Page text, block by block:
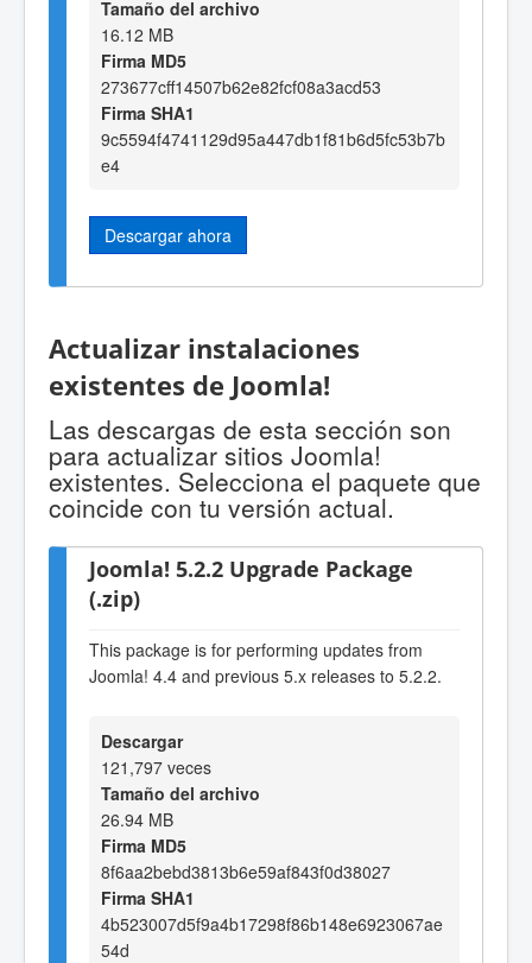
Tamaño del archivo
16.12 MB
Firma MD5
273677cff14507b62e82fcf08a3acd53
Firma SHA1
9c5594f4741129d95a447db1f81b6d5fc53b7b
e4
Descargar ahora
Actualizar instalaciones
existentes de Joomla!
Las descargas de esta sección son
para actualizar sitios Joomla!
existentes. Selecciona el paquete que
coincide con tu versión actual.
Joomla! 5.2.2 Upgrade Package
(.zip)
This package is for performing updates from
Joomla! 4.4 and previous 5.x releases to 5.2.2.
Descargar
121,797 veces
Tamaño del archivo
26.94 MB
Firma MD5
8f6aa2bebd3813b6e59af843f0d38027
Firma SHA1
4b523007d5f9a4b17298f86b148e6923067ae
54d